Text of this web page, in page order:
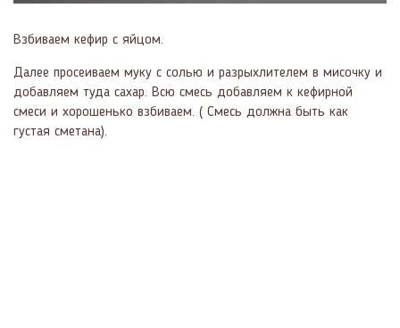
Взбиваем кефир с яйцом.
Далее просеиваем муку с солью и разрыхлителем в мисочку и
добавляем туда сахар. Всю смесь добавляем к кефирной
смеси и хорошенько взбиваем. ( Смесь должна быть как
густая сметана).